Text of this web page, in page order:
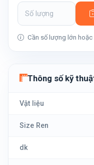
Cần số lượng lớn
Thông số kỹ
Vật liệu
Size Ren
dk